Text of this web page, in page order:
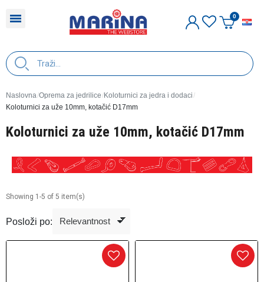
Naslovna Oprema za jedrilice Koloturnici za jedra i dodaci
Koloturnici za uže 10mm, kotačić D17mm
Koloturnici za uže 10mm, kotačić D17mm
Showing 1-5 of 5 item(s)
Posloži po: